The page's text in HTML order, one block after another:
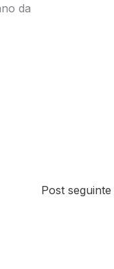
da
Post seguinte